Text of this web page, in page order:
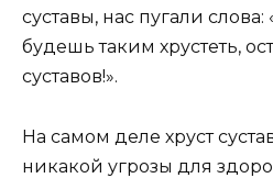
суставы, нас пугали
будешь таким хрустеть,
суставов!».
На самом деле хруст
никакой угрозы для